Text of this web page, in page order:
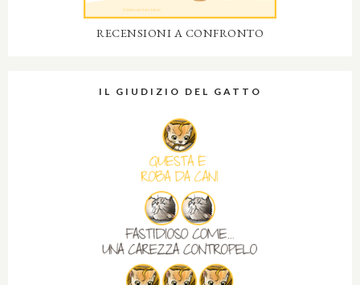
RECENSIONI A CONFRONTO
IL GIUDIZIO DEL GATTO